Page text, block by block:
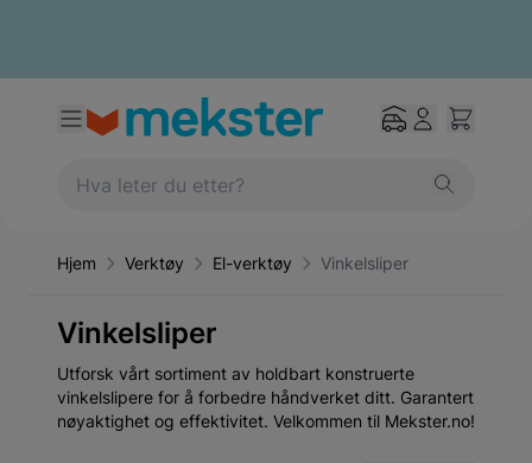
Hjem Verktøy El-verktøy Vinkelsliper
Vinkelsliper
Utforsk vårt sortiment av holdbart konstruerte
vinkelslipere for å forbedre håndverket ditt. Garantert
nøyaktighet og effektivitet. Velkommen til Mekster.no!